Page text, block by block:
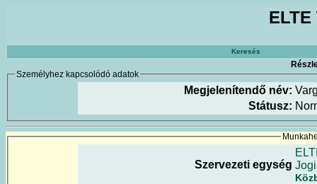
Keresés
Személyhez kapcsolódó adatok
Megjelenítendő név:
Státusz:
Szervezeti egység